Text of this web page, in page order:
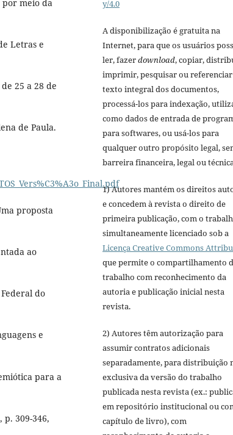
por meio da
Letras e
25 a 28 de
de Paula.
proposta
ao
do
e
para a
p. 309-346,
y/4.0
A disponibilização é gratuita na
Internet, para que os usuários
ler, fazerdownload, copiar,
imprimir, pesquisar ou
texto integral dos documentos,
processá-los para indexação,
como dados de entrada de
para softwares, ou usá-los para
qualquer outro propósito legal,
barreira financeira, legal ou
1) Autores mantém os direitos
e concedem à revista o direito de
primeira publicação, com o
simultaneamente licenciado sob a
Licença Creative Commons
que permite o compartilhamento
trabalho com reconhecimento da
autoria e publicação inicial nesta
revista.
2) Autores têm autorização para
assumir contratos adicionais
separadamente, para distribuição
exclusiva da versão do trabalho
publicada nesta revista (ex.:
em repositório institucional ou
capítulo de livro), com